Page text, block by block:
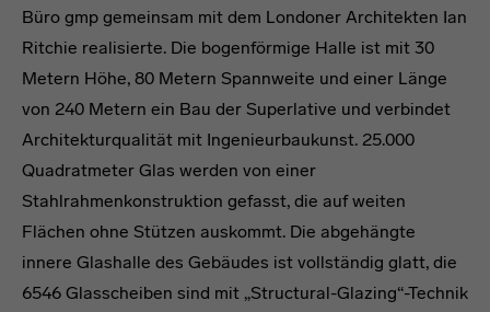
Büro gmp gemeinsam mit dem Londoner Architekten Ian
Ritchie realisierte. Die bogenförmige Halle ist mit 30
Metern Höhe, 80 Metern Spannweite und einer Länge
von 240 Metern ein Bau der Superlative und verbindet
Architekturqualität mit Ingenieurbaukunst. 25.000
Quadratmeter Glas werden von einer
Stahlrahmenkonstruktion gefasst, die auf weiten
Flächen ohne Stützen auskommt. Die abgehängte
innere Glashalle des Gebäudes ist vollständig glatt, die
6546 Glasscheiben sind mit „Structural-Glazing“-Technik